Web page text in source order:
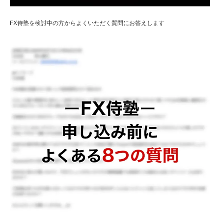
FX侍塾を検討中の方からよくいただく質問にお答えします